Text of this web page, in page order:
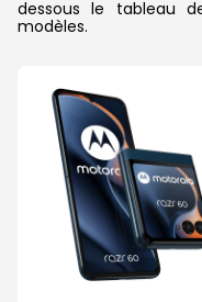
dessous le tableau
modèles.